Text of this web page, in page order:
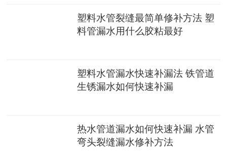
塑料水管裂缝最简单修补方法 塑
料管漏水用什么胶粘最好
塑料水管漏水快速补漏法 铁管道
生锈漏水如何快速补漏
热水管道漏水如何快速补漏 水管
弯头裂缝漏水修补方法